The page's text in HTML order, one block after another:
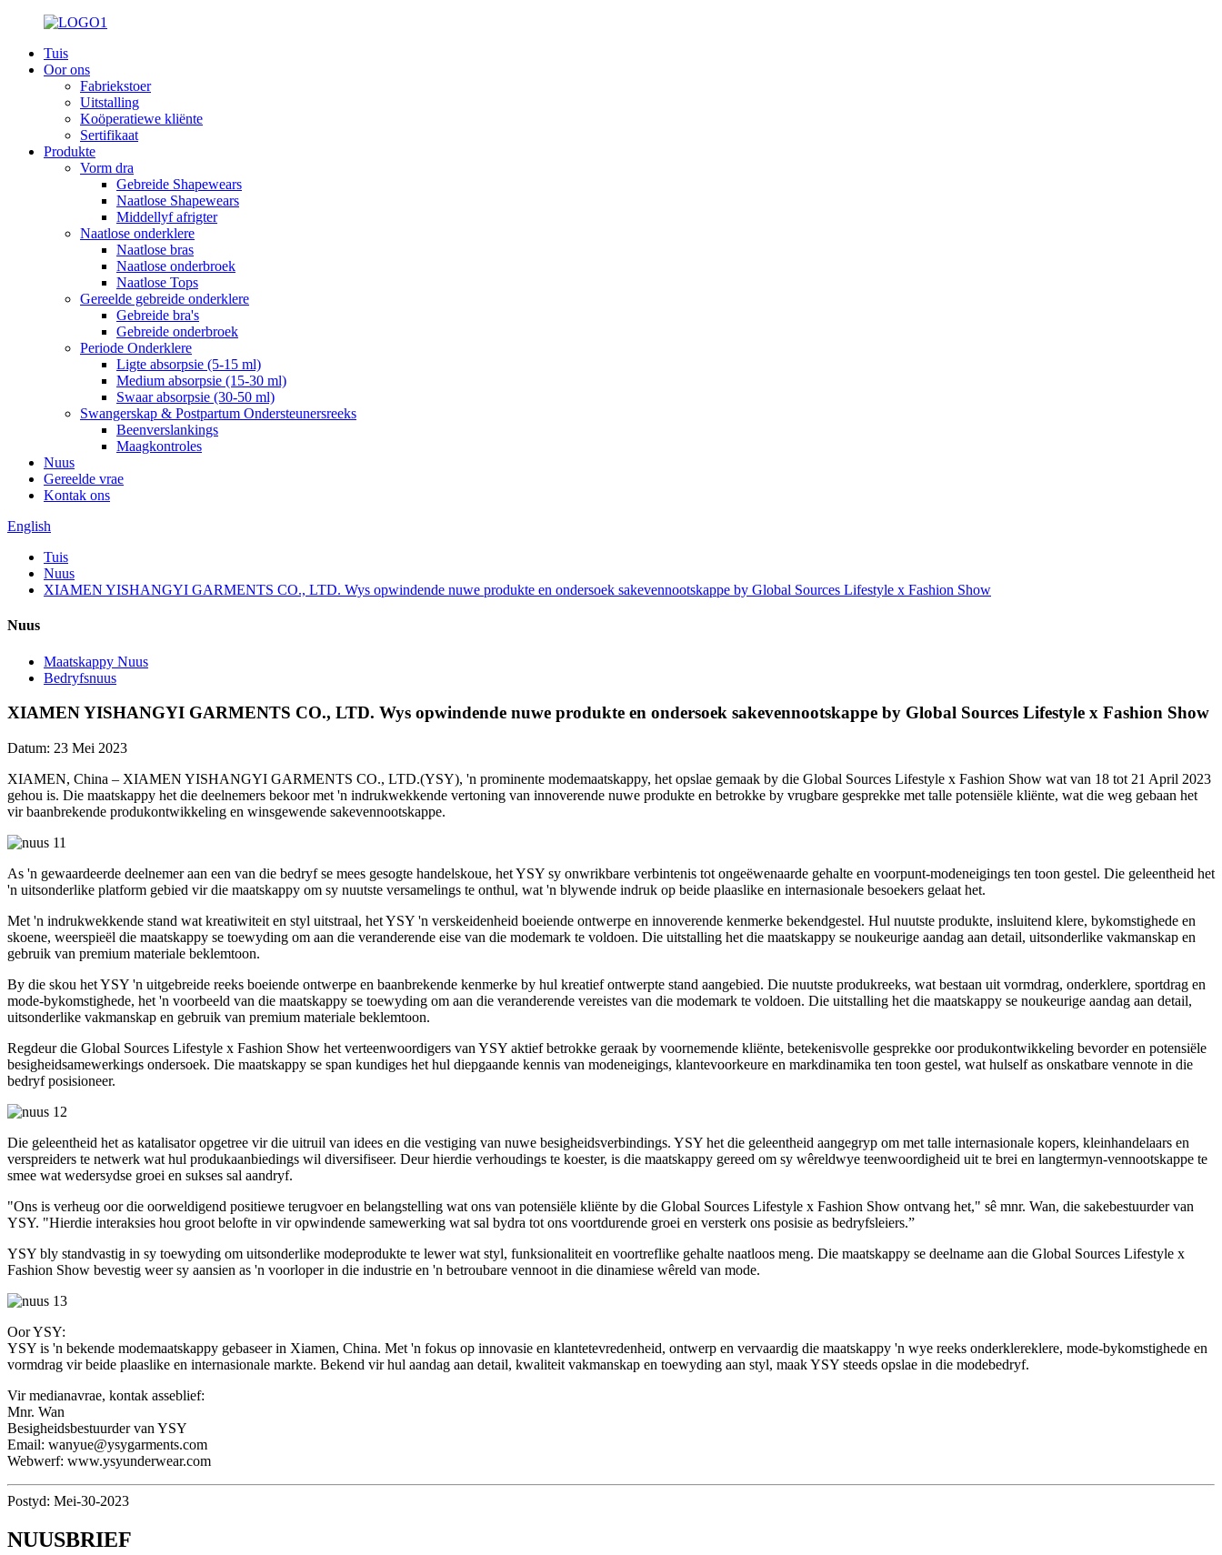
Tuis
Oor ons
Fabriekstoer
Uitstalling
Koöperatiewe kliënte
Sertifikaat
Produkte
Vorm dra
Gebreide Shapewears
Naatlose Shapewears
Middellyf afrigter
Naatlose onderklere
Naatlose bras
Naatlose onderbroek
Naatlose Tops
Gereelde gebreide onderklere
Gebreide bra's
Gebreide onderbroek
Periode Onderklere
Ligte absorpsie (5-15 ml)
Medium absorpsie (15-30 ml)
Swaar absorpsie (30-50 ml)
Swangerskap & Postpartum Ondersteunersreeks
Beenverslankings
Maagkontroles
Nuus
Gereelde vrae
Kontak ons
English
Tuis
Nuus
XIAMEN YISHANGYI GARMENTS CO., LTD. Wys opwindende nuwe produkte en ondersoek sakevennootskappe by Global Sources Lifestyle x Fashion Show
Nuus
Maatskappy Nuus
Bedryfsnuus
XIAMEN YISHANGYI GARMENTS CO., LTD. Wys opwindende nuwe produkte en ondersoek sakevennootskappe by Global Sources Lifestyle x Fashion Show
Datum: 23 Mei 2023
XIAMEN, China – XIAMEN YISHANGYI GARMENTS CO., LTD.(YSY), 'n prominente modemaatskappy, het opslae gemaak by die Global Sources Lifestyle x Fashion Show wat van 18 tot 21 April 2023
gehou is. Die maatskappy het die deelnemers bekoor met 'n indrukwekkende vertoning van innoverende nuwe produkte en betrokke by vrugbare gesprekke met talle potensiële kliënte, wat die weg gebaan het
vir baanbrekende produkontwikkeling en winsgewende sakevennootskappe.
As 'n gewaardeerde deelnemer aan een van die bedryf se mees gesogte handelskoue, het YSY sy onwrikbare verbintenis tot ongeëwenaarde gehalte en voorpunt-modeneigings ten toon gestel. Die geleentheid het
'n uitsonderlike platform gebied vir die maatskappy om sy nuutste versamelings te onthul, wat 'n blywende indruk op beide plaaslike en internasionale besoekers gelaat het.
Met 'n indrukwekkende stand wat kreatiwiteit en styl uitstraal, het YSY 'n verskeidenheid boeiende ontwerpe en innoverende kenmerke bekendgestel. Hul nuutste produkte, insluitend klere, bykomstighede en
skoene, weerspieël die maatskappy se toewyding om aan die veranderende eise van die modemark te voldoen. Die uitstalling het die maatskappy se noukeurige aandag aan detail, uitsonderlike vakmanskap en
gebruik van premium materiale beklemtoon.
By die skou het YSY 'n uitgebreide reeks boeiende ontwerpe en baanbrekende kenmerke by hul kreatief ontwerpte stand aangebied. Die nuutste produkreeks, wat bestaan ​​uit vormdrag, onderklere, sportdrag en
mode-bykomstighede, het 'n voorbeeld van die maatskappy se toewyding om aan die veranderende vereistes van die modemark te voldoen. Die uitstalling het die maatskappy se noukeurige aandag aan detail,
uitsonderlike vakmanskap en gebruik van premium materiale beklemtoon.
Regdeur die Global Sources Lifestyle x Fashion Show het verteenwoordigers van YSY aktief betrokke geraak by voornemende kliënte, betekenisvolle gesprekke oor produkontwikkeling bevorder en potensiële
besigheidsamewerkings ondersoek. Die maatskappy se span kundiges het hul diepgaande kennis van modeneigings, klantevoorkeure en markdinamika ten toon gestel, wat hulself as onskatbare vennote in die
bedryf posisioneer.
Die geleentheid het as katalisator opgetree vir die uitruil van idees en die vestiging van nuwe besigheidsverbindings. YSY het die geleentheid aangegryp om met talle internasionale kopers, kleinhandelaars en
verspreiders te netwerk wat hul produkaanbiedings wil diversifiseer. Deur hierdie verhoudings te koester, is die maatskappy gereed om sy wêreldwye teenwoordigheid uit te brei en langtermyn-vennootskappe te
smee wat wedersydse groei en sukses sal aandryf.
"Ons is verheug oor die oorweldigend positiewe terugvoer en belangstelling wat ons van potensiële kliënte by die Global Sources Lifestyle x Fashion Show ontvang het," sê mnr. Wan, die sakebestuurder van
YSY. "Hierdie interaksies hou groot belofte in vir opwindende samewerking wat sal bydra tot ons voortdurende groei en versterk ons ​​posisie as bedryfsleiers.”
YSY bly standvastig in sy toewyding om uitsonderlike modeprodukte te lewer wat styl, funksionaliteit en voortreflike gehalte naatloos meng. Die maatskappy se deelname aan die Global Sources Lifestyle x
Fashion Show bevestig weer sy aansien as 'n voorloper in die industrie en 'n betroubare vennoot in die dinamiese wêreld van mode.
Oor YSY:
YSY is 'n bekende modemaatskappy gebaseer in Xiamen, China. Met 'n fokus op innovasie en klantetevredenheid, ontwerp en vervaardig die maatskappy 'n wye reeks onderklereklere, mode-bykomstighede en
vormdrag vir beide plaaslike en internasionale markte. Bekend vir hul aandag aan detail, kwaliteit vakmanskap en toewyding aan styl, maak YSY steeds opslae in die modebedryf.
Vir medianavrae, kontak asseblief:
Mnr. Wan
Besigheidsbestuurder van YSY
Email: wanyue@ysygarments.com
Webwerf: www.ysyunderwear.com
Postyd: Mei-30-2023
NUUSBRIEF